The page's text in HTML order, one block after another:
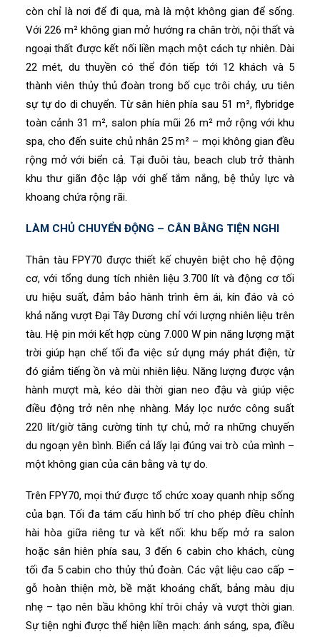
còn chỉ là nơi để đi qua, mà là một không gian để sống.
Với 226 m² không gian mở hướng ra chân trời, nội thất và
ngoại thất được kết nối liền mạch một cách tự nhiên. Dài
22 mét, du thuyền có thể đón tiếp tới 12 khách và 5
thành viên thủy thủ đoàn trong bố cục trôi chảy, ưu tiên
sự tự do di chuyển. Từ sân hiên phía sau 51 m², flybridge
toàn cảnh 31 m², salon phía mũi 26 m² mở rộng với khu
spa, cho đến suite chủ nhân 25 m² – mọi không gian đều
rộng mở với biển cả. Tại đuôi tàu, beach club trở thành
khu thư giãn độc lập với ghế tắm nắng, bệ thủy lực và
khoang chứa rộng rãi.
LÀM CHỦ CHUYỂN ĐỘNG – CÂN BẰNG TIỆN NGHI
Thân tàu FPY70 được thiết kế chuyên biệt cho hệ động
cơ, với tổng dung tích nhiên liệu 3.700 lít và động cơ tối
ưu hiệu suất, đảm bảo hành trình êm ái, kín đáo và có
khả năng vượt Đại Tây Dương chỉ với lượng nhiên liệu trên
tàu. Hệ pin mới kết hợp cùng 7.000 W pin năng lượng mặt
trời giúp hạn chế tối đa việc sử dụng máy phát điện, từ
đó giảm tiếng ồn và mùi nhiên liệu. Năng lượng được vận
hành mượt mà, kéo dài thời gian neo đậu và giúp việc
điều động trở nên nhẹ nhàng. Máy lọc nước công suất
220 lít/giờ tăng cường tính tự chủ, mở ra những chuyến
du ngoạn yên bình. Biển cả lấy lại đúng vai trò của mình –
một không gian của cân bằng và tự do.
Trên FPY70, mọi thứ được tổ chức xoay quanh nhịp sống
của bạn. Tối đa tám cấu hình bố trí cho phép điều chỉnh
hài hòa giữa riêng tư và kết nối: khu bếp mở ra salon
hoặc sân hiên phía sau, 3 đến 6 cabin cho khách, cùng
tối đa 5 cabin cho thủy thủ đoàn. Các vật liệu cao cấp –
gỗ hoàn thiện mờ, bề mặt khoáng chất, bảng màu dịu
nhẹ – tạo nên bầu không khí trôi chảy và vượt thời gian.
Sự tiện nghi được thể hiện liền mạch: ánh sáng, spa, điều